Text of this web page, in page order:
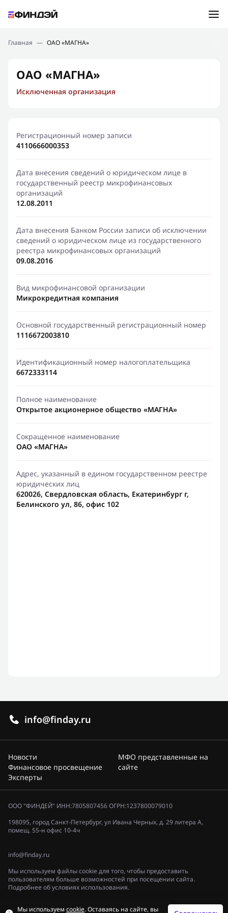
Подбор займа
Новости
Финансовое просвещение
Главная — ОАО «МАГНА»
ОАО «МАГНА»
Исключенная организация
Регистрационный номер записи
4110666000353
Дата внесения сведений о юридическом лице в
государственный реестр микрофинансовых
организаций
12.08.2011
Дата внесения Банком России записи об исключении
сведений о юридическом лице из государственного
реестра микрофинансовых организаций
09.08.2016
Вид микрофинансовой организации
Микрокредитная компания
Основной государственный регистрационный номер
1116672003810
Идентификационный номер налогоплательщика
6672333114
Полное наименование
Открытое акционерное общество «МАГНА»
Сокращенное наименование
ОАО «МАГНА»
Адрес, указанный в едином государственном реестре
юридических лиц
620026, Свердловская область, Екатеринбург г,
Белинского ул, 86, офис 102
info@finday.ru
Новости
Финансовое просвещение
Эксперты
МФО представленные на
сайте
ООО "ФИНДЕЙ" ИНН:7805807456 ОГРН:1237800079010
198095, город Санкт-Петербург, ул Ивана Черных, д. 29 литера А,
помещ. 55-н офис 10-4ч
info@finday.ru
Мы используем файлы cookie для того, чтобы предоставить
пользователям больше возможностей при посещении сайта.
Подробнее об условиях использования.
Мы используем cookie. Оставаясь на сайте, вы
Ошибка:Контактная форма не найдена.
Спасибо, что написали нам
Мы свяжемся с Вами в ближайшее время и сообщим
результат
Отправить новый запрос